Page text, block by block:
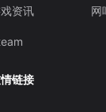
资讯 网
链接